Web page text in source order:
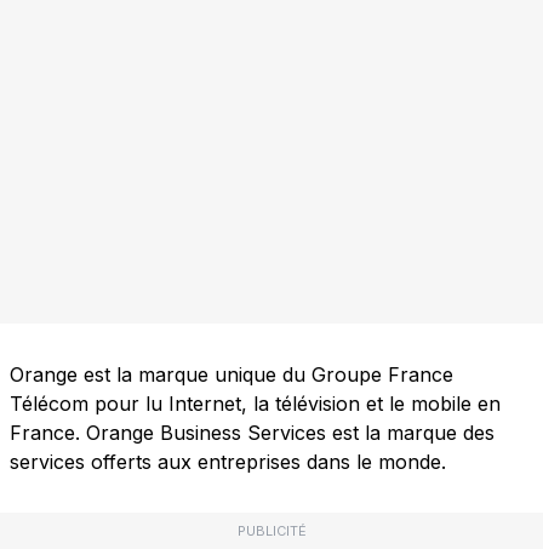
Orange est la marque unique du Groupe France
Télécom pour lu Internet, la télévision et le mobile en
France. Orange Business Services est la marque des
services offerts aux entreprises dans le monde.
PUBLICITÉ